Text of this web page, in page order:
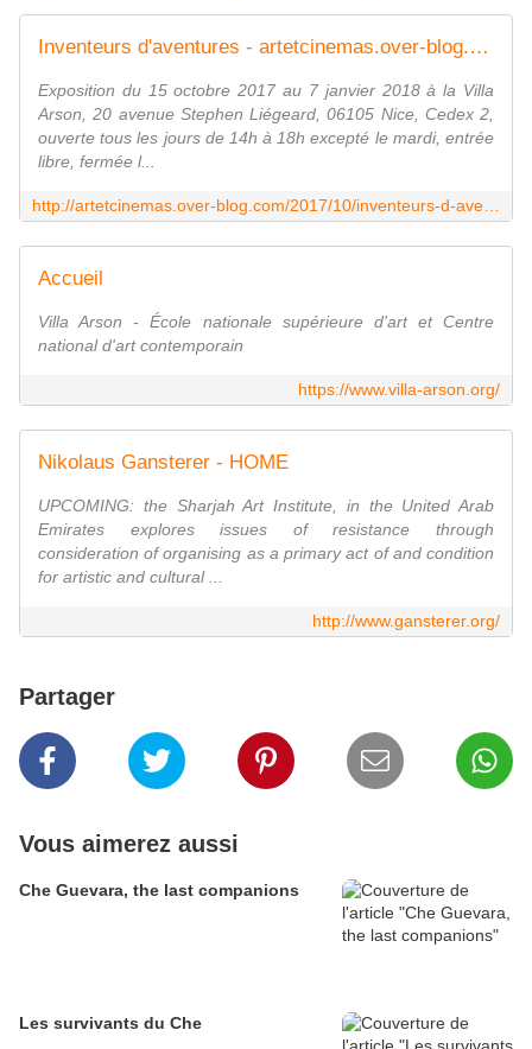
Inventeurs d'aventures - artetcinemas.over-blog.com
Exposition du 15 octobre 2017 au 7 janvier 2018 à la Villa
Arson, 20 avenue Stephen Liégeard, 06105 Nice, Cedex 2,
ouverte tous les jours de 14h à 18h excepté le mardi, entrée
libre, fermée l...
Accueil
Villa Arson - École nationale supérieure d'art et Centre
national d'art contemporain
https://www.villa-arson.org/
Nikolaus Gansterer - HOME
UPCOMING: the Sharjah Art Institute, in the United Arab
Emirates explores issues of resistance through
consideration of organising as a primary act of and condition
for artistic and cultural ...
http://www.gansterer.org/
Partager
Vous aimerez aussi
Che Guevara, the last companions
Les survivants du Che